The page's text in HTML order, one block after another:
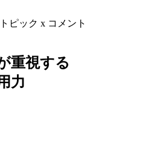
ピック x コメント
重視する
力